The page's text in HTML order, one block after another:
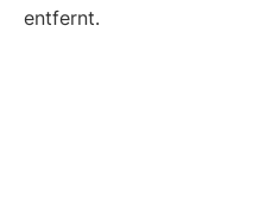
entfernt.